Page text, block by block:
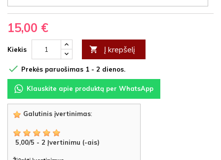
15,00 €
Kiekis  Į krepšelį
 Prekės paruošimas 1 - 2 dienos.
Klauskite apie produktą per WhatsApp
Galutinis įvertinimas:
5,00/5 - 2 Įvertinimu (-ais)